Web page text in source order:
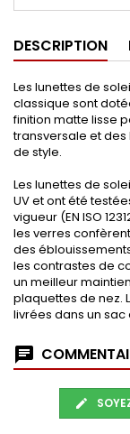
DESCRIPTION
Les lunettes de
classique sont
finition matte lisse
transversale et
de style.
Les lunettes de
UV et ont été
vigueur (EN ISO
les verres
des
les contrastes de
un meilleur
plaquettes de nez.
livrées dans un